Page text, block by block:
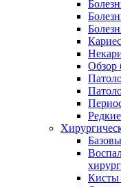
Обзор
Кисты